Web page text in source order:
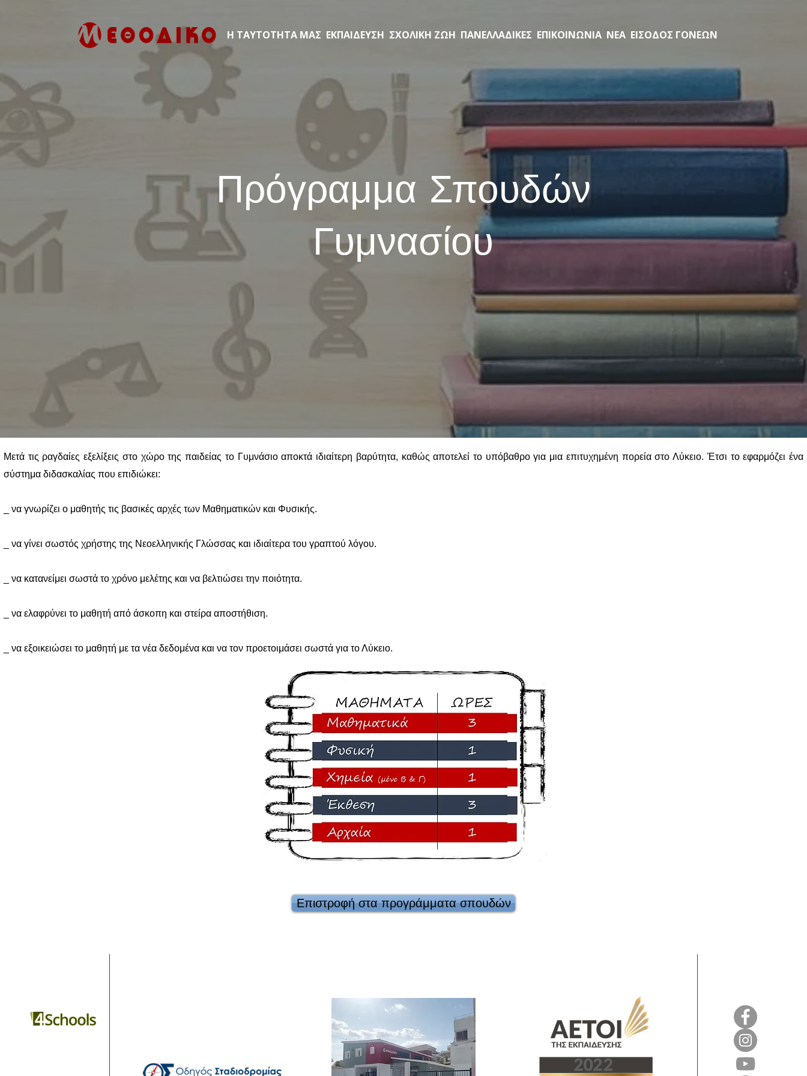
Η ΤΑΥΤΟΤΗΤΑ ΜΑΣ ΕΚΠΑΙΔΕΥΣΗ ΣΧΟΛΙΚΗ ΖΩΗ ΠΑΝΕΛΛΑΔΙΚΕΣ ΕΠΙΚΟΙΝΩΝΙΑ ΝΕΑ ΕΙΣΟΔΟΣ ΓΟΝΕΩΝ
Πρόγραμμα Σπουδών
Γυμνασίου
Μετά τις ραγδαίες εξελίξεις στο χώρο της παιδείας το Γυμνάσιο αποκτά ιδιαίτερη βαρύτητα, καθώς αποτελεί το υπόβαθρο για μια επιτυχημένη πορεία στο Λύκειο. Έτσι το εφαρμόζει ένα
σύστημα διδασκαλίας που επιδιώκει:
_ να γνωρίζει ο μαθητής τις βασικές αρχές των Μαθηματικών και Φυσικής.
_ να γίνει σωστός χρήστης της Νεοελληνικής Γλώσσας και ιδιαίτερα του γραπτού λόγου.
_ να κατανείμει σωστά το χρόνο μελέτης και να βελτιώσει την ποιότητα.
_ να ελαφρύνει το μαθητή από άσκοπη και στείρα αποστήθιση.
_ να εξοικειώσει το μαθητή με τα νέα δεδομένα και να τον προετοιμάσει σωστά για το Λύκειο.
Επιστροφή στα προγράμματα σπουδών